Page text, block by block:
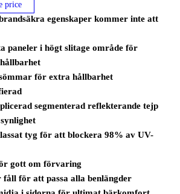
price
egenskaper kommer inte att
paneler i högt slitage område för
för extra hållbarhet
segmenterad reflekterande tejp
tyg för att blockera 98% av UV-
gott om förvaring
fåll för att passa alla benlängder